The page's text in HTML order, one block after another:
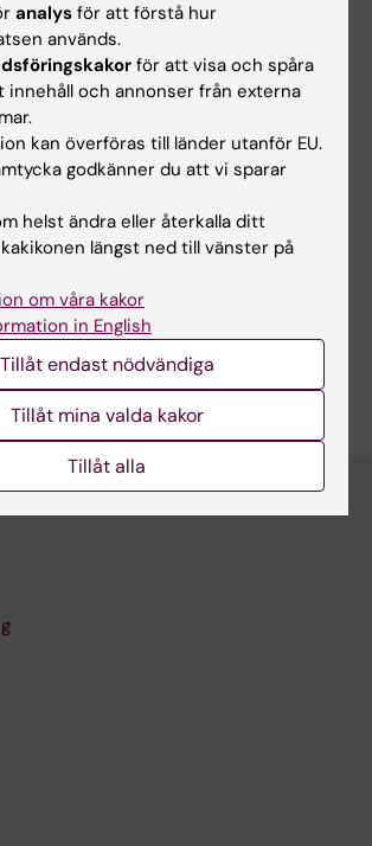
diabetes
analys för att förstå hur
används.
för att visa och spåra
innehåll och annonser från externa
kan överföras till länder utanför EU.
godkänner du att vi sparar
helst ändra eller återkalla ditt
längst ned till vänster på
om våra kakor
in English
Tillåt endast nödvändiga
Tillåt mina valda kakor
Tillåt alla